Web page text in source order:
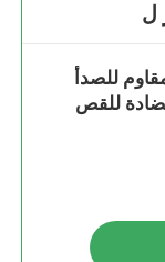
ل
للصدأ
للقص